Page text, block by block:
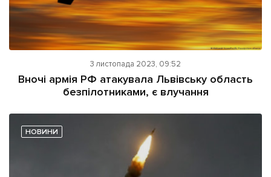
3 листопада 2023, 09:52
Вночі армія РФ атакувала Львівську область
безпілотниками, є влучання
НОВИНИ